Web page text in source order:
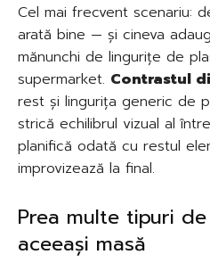
Cel mai frecvent scenariu:
arată bine — și cineva
mănunchi de lingurițe de
supermarket. Contrastul
rest și lingurița generic de
strică echilibrul vizual al
planifică odată cu restul
improvizează la final.
Prea multe tipuri
aceeași masă